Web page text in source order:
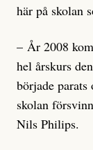
här på skolan
– År 2008
hel årskurs
började
skolan
Nils Philips.